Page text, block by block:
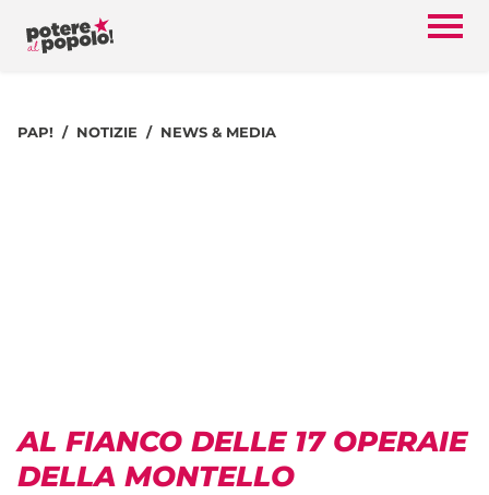
PAP! NOTIZIE NEWS & MEDIA
AL FIANCO DELLE 17 OPERAIE
DELLA MONTELLO